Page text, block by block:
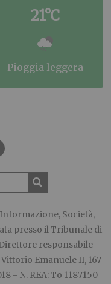
21°C
pioggia leggera
Società,
presso il Tribunale di
responsabile
Vittorio Emanuele II, 167
- N. REA: To 1187150